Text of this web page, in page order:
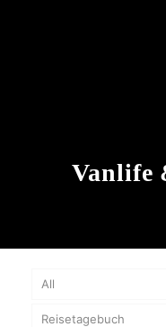
Vanlife
All
Reisetagebuch